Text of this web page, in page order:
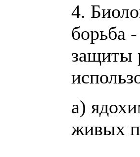
4.
борьба
защиты
а)
живых